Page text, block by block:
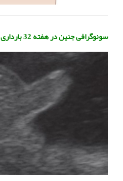
سونوگرافی جنین در هفته 32 بارداری